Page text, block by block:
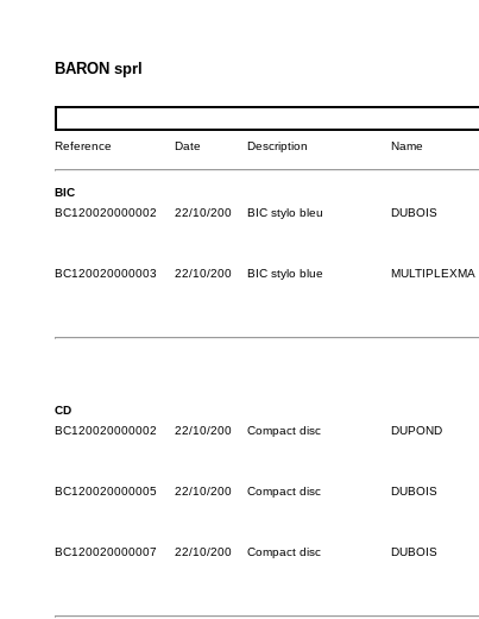
BARON sprl
Reference Date Description Name
BIC
BC120020000002
22/10/200 BIC stylo bleu DUBOIS
BC120020000003
22/10/200 BIC stylo blue MULTIPLEXMA
CD
BC120020000002
22/10/200 Compact disc DUPOND
BC120020000005
22/10/200 Compact disc DUBOIS
BC120020000007
22/10/200 Compact disc DUBOIS